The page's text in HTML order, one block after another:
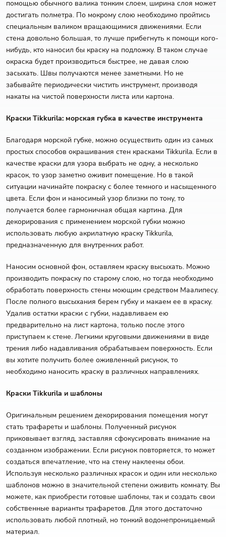
помощью обычного валика тонким слоем, ширина слоя может
достигать полметра. По мокрому слою необходимо пройтись
специальным валиком вращающимися движениями. Если
стена довольно большая, то лучше прибегнуть к помощи кого-
нибудь, кто наносил бы краску на подложку. В таком случае
окраска будет производиться быстрее, не давая слою
засыхать. Швы получаются менее заметными. Но не
забывайте периодически чистить инструмент, производя
накаты на чистой поверхности листа или картона.
Краски Tikkurila: морская губка в качестве инструмента
Благодаря морской губке, можно осуществить один из самых
простых способов окрашивания стен красками Tikkurila. Если в
качестве краски для узора выбрать не одну, а несколько
красок, то узор заметно оживит помещение. Но в такой
ситуации начинайте покраску с более темного и насыщенного
цвета. Если фон и наносимый узор близки по тону, то
получается более гармоничная общая картина. Для
декорирования с применением морской губки можно
использовать любую акрилатную краску Tikkurila,
предназначенную для внутренних работ.
Наносим основной фон, оставляем краску высыхать. Можно
производить покраску по старому слою, но тогда необходимо
обработать поверхность стены моющим средством Маалипесу.
После полного высыхания берем губку и макаем ее в краску.
Удалив остатки краски с губки, надавливаем ею
предварительно на лист картона, только после этого
приступаем к стене. Легкими круговыми движениями в виде
трения либо надавливания обрабатываем поверхность. Если
вы хотите получить более оживленный рисунок, то
необходимо наносить краску в различных направлениях.
Краски Tikkurila и шаблоны
Оригинальным решением декорирования помещения могут
стать трафареты и шаблоны. Полученный рисунок
приковывает взгляд, заставляя сфокусировать внимание на
созданном изображении. Если рисунок повторяется, то может
создаться впечатление, что на стену наклеены обои.
Используя несколько различных красок и один или несколько
шаблонов можно в значительной степени оживить комнату. Вы
можете, как приобрести готовые шаблоны, так и создать свои
собственные варианты трафаретов. Для этого достаточно
использовать любой плотный, но тонкий водонепроницаемый
материал.